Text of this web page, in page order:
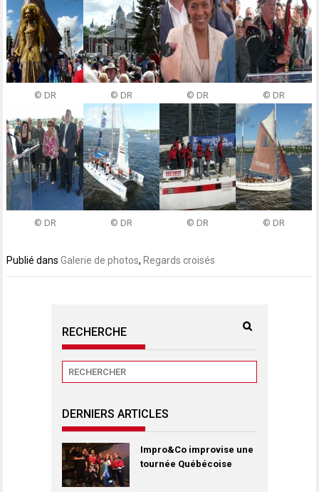
© DR © DR © DR © DR
© DR © DR © DR © DR
Publié dansGalerie de photos,Regards croisés
RECHERCHE
DERNIERS ARTICLES
Impro&Co improvise une
tournée Québécoise